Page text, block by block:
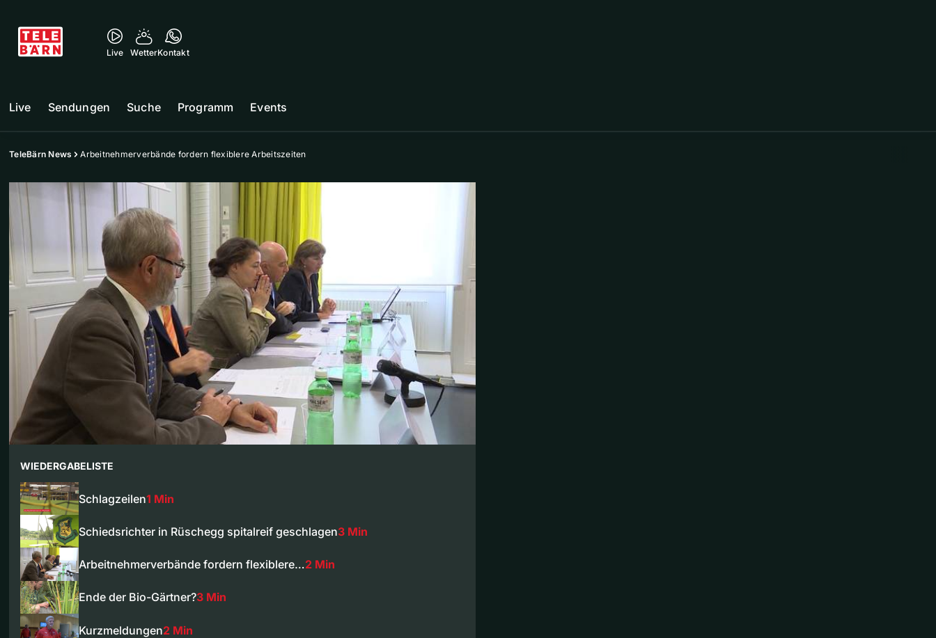
Live WetterKontakt
Live Sendungen Suche Programm Events
TeleBärn News Arbeitnehmerverbände fordern flexiblere Arbeitszeiten
WIEDERGABELISTE
Schlagzeilen1 Min
Schiedsrichter in Rüschegg spitalreif geschlagen3 Min
Arbeitnehmerverbände fordern flexiblere…2 Min
Ende der Bio-Gärtner?3 Min
Kurzmeldungen2 Min